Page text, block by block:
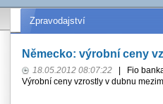
Zpravodajství
Německo: výrobní ceny
18.05.2012 08:07:22
Fio
Výrobní ceny vzrostly v dubnu